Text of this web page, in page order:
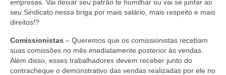
FIQUE POR DENTRO
Notícias
Vídeos
empresas. Vai deixar seu patrão te humilhar ou vai se juntar ao
seu Sindicato nessa briga por mais salário, mais respeito e mais
direitos!?
Comissionistas – Queremos que os comissionistas recebam
suas comissões no mês imediatamente posterior às vendas.
Além disso, esses trabalhadores devem receber junto do
contracheque o demonstrativo das vendas realizadas por ele no